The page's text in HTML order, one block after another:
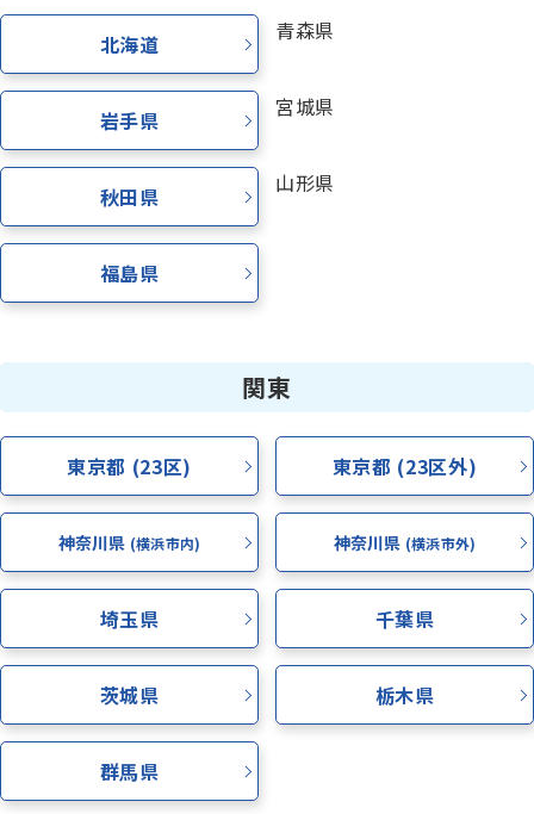
無料体験授業
資料請求
お電話でのご相談はこちら
0120-
北海道 青森県
岩手県 宮城県
秋田県 山形県
福島県
関東
東京都 (23区) 東京都 (23区外)
神奈川県 (横浜市内) 神奈川県 (横浜市外)
埼玉県 千葉県
茨城県 栃木県
群馬県